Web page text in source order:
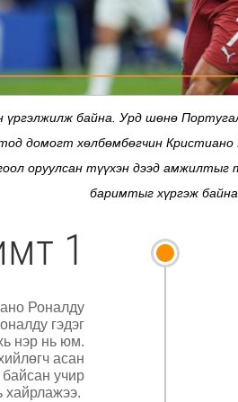
байна. Урд шөнө
домогт хөлбөмбөгчин Кристиано
оруулсан түүхэн дээд
баримтыг хүргэж
1
Роналду
гэдэг
нэр нь юм.
асан
учир
хайрлажээ.